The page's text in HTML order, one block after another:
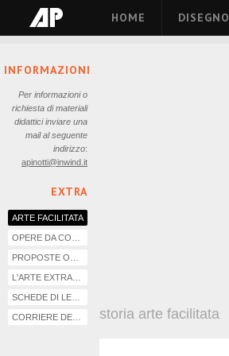
HOME DISEGNO
storia arte facilitata
INFORMAZIONI
Per informazioni o
richiesta di materiali
didattici inviare una
mail al seguente
indirizzo:
apinotti@inwind.it
EXTRA
ARTE FACILITATA